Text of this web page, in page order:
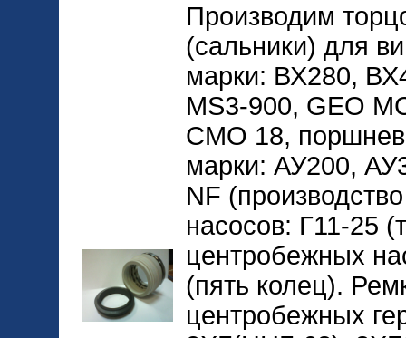
Производим
(сальники) для
марки: ВХ280,
МS3-900, GEO
CMO 18,
марки: АУ200,
NF
насосов: Г11-25
центробежных
(пять колец).
центробежных